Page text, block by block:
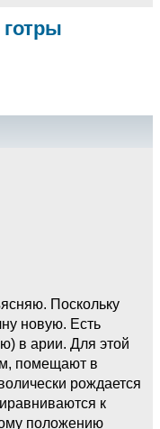
Поскольку
новую. Есть
в арии. Для этой
помещают в
рождается
к
положению